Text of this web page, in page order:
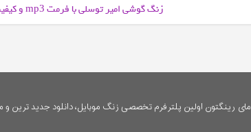
زنگ گوشی امیر توسلی با فرمت mp3 و
مای رینگتون اولین پلترفرم تخصصی زنگ موبایل، دانلود جدید